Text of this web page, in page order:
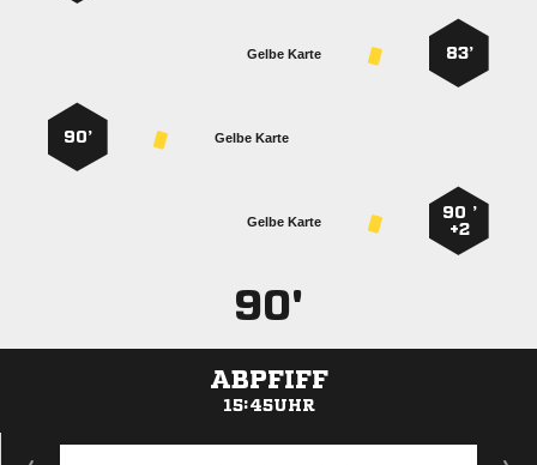
83’
Gelbe Karte
Gelbe Karte
90’
90 ’
+2
Gelbe Karte
90'
ABPFIFF
15:45UHR
ANZEIGE